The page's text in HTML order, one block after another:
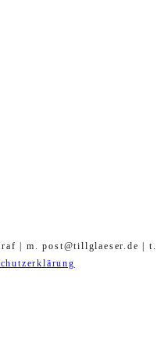
| m. post@tillglaeser.de | t.